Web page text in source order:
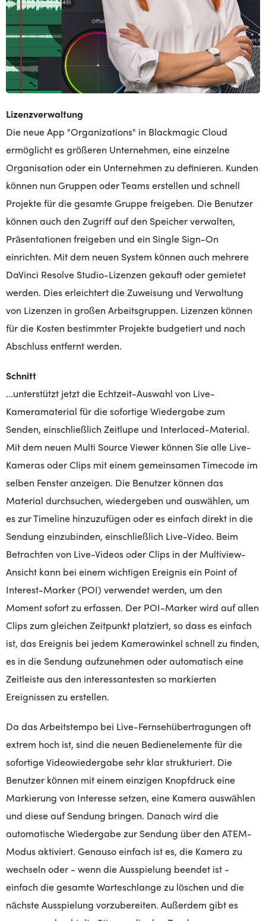
Lizenzverwaltung
Die neue App "Organizations" in Blackmagic Cloud
ermöglicht es größeren Unternehmen, eine einzelne
Organisation oder ein Unternehmen zu definieren. Kunden
können nun Gruppen oder Teams erstellen und schnell
Projekte für die gesamte Gruppe freigeben. Die Benutzer
können auch den Zugriff auf den Speicher verwalten,
Präsentationen freigeben und ein Single Sign-On
einrichten. Mit dem neuen System können auch mehrere
DaVinci Resolve Studio-Lizenzen gekauft oder gemietet
werden. Dies erleichtert die Zuweisung und Verwaltung
von Lizenzen in großen Arbeitsgruppen. Lizenzen können
für die Kosten bestimmter Projekte budgetiert und nach
Abschluss entfernt werden.
Schnitt
...unterstützt jetzt die Echtzeit-Auswahl von Live-
Kameramaterial für die sofortige Wiedergabe zum
Senden, einschließlich Zeitlupe und Interlaced-Material.
Mit dem neuen Multi Source Viewer können Sie alle Live-
Kameras oder Clips mit einem gemeinsamen Timecode im
selben Fenster anzeigen. Die Benutzer können das
Material durchsuchen, wiedergeben und auswählen, um
es zur Timeline hinzuzufügen oder es einfach direkt in die
Sendung einzubinden, einschließlich Live-Video. Beim
Betrachten von Live-Videos oder Clips in der Multiview-
Ansicht kann bei einem wichtigen Ereignis ein Point of
Interest-Marker (POI) verwendet werden, um den
Moment sofort zu erfassen. Der POI-Marker wird auf allen
Clips zum gleichen Zeitpunkt platziert, so dass es einfach
ist, das Ereignis bei jedem Kamerawinkel schnell zu finden,
es in die Sendung aufzunehmen oder automatisch eine
Zeitleiste aus den interessantesten so markierten
Ereignissen zu erstellen.
Da das Arbeitstempo bei Live-Fernsehübertragungen oft
extrem hoch ist, sind die neuen Bedienelemente für die
sofortige Videowiedergabe sehr klar strukturiert. Die
Benutzer können mit einem einzigen Knopfdruck eine
Markierung von Interesse setzen, eine Kamera auswählen
und diese auf Sendung bringen. Danach wird die
automatische Wiedergabe zur Sendung über den ATEM-
Modus aktiviert. Genauso einfach ist es, die Kamera zu
wechseln oder - wenn die Ausspielung beendet ist -
einfach die gesamte Warteschlange zu löschen und die
nächste Ausspielung vorzubereiten. Außerdem gibt es